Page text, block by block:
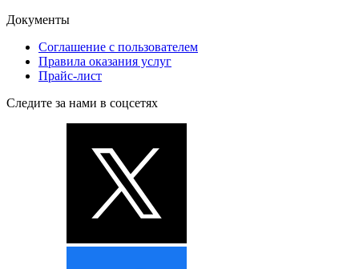
Документы
Соглашение с пользователем
Правила оказания услуг
Прайс-лист
Следите за нами в соцсетях